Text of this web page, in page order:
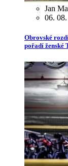
Jan
06.
Obrovské
pořadí ženské